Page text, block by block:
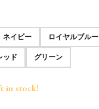
ネイビー ロイヤルブルー
ッド グリーン
in stock!